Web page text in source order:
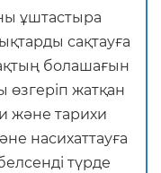
ұштастыра
сақтауға
болашағын
жатқан
және тарихи
насихаттауға
түрде